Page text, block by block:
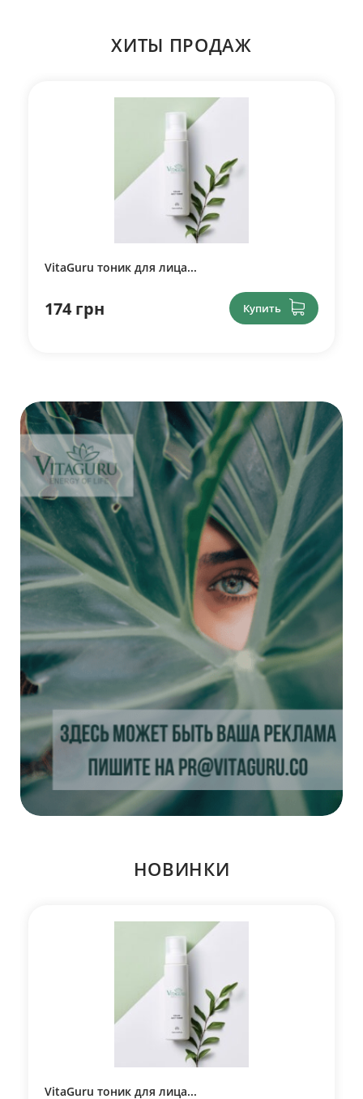
ХИТЫ ПРОДАЖ
VitaGuru тоник для лица...
174 грн Купить
НОВИНКИ
VitaGuru тоник для лица...